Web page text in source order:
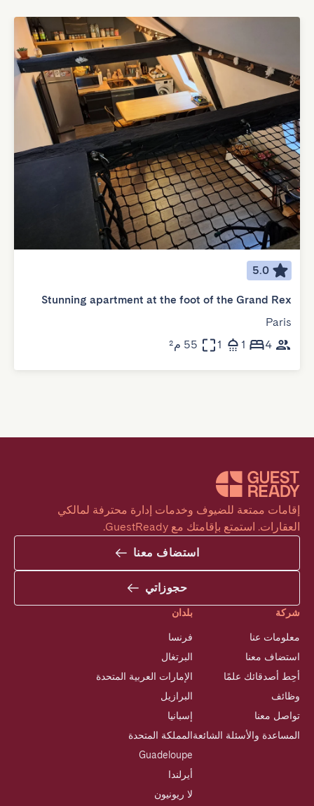
5.0
Stunning apartment at the foot of the Grand Rex
Paris
4
1
1 55 م²
العقارات. استمتع بإقامتك مع GuestReady.
استضاف معنا
حجوزاتي
شركة
معلومات عنا
استضاف معنا
أحِط أصدقائك علمًا
وظائف
تواصل معنا
المساعدة والأسئلة الشائعة
بلدان
فرنسا
البرتغال
الإمارات العربية المتحدة
البرازيل
إسبانيا
المملكة المتحدة
Guadeloupe
أيرلندا
لا ريونيون